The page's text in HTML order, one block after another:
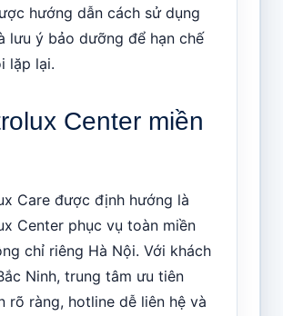
hướng dẫn cách sử dụng
lưu ý bảo dưỡng để hạn chế
lặp lại.
Center miền
Care được định hướng là
Center phục vụ toàn miền
chỉ riêng Hà Nội. Với khách
Ninh, trung tâm ưu tiên
rõ ràng, hotline dễ liên hệ và